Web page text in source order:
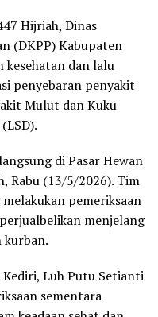
Hijriah, Dinas
(DKPP) Kabupaten
kesehatan dan lalu
penyebaran penyakit
Mulut dan Kuku
di Pasar Hewan
Rabu (13/5/2026). Tim
pemeriksaan
menjelang
kurban.
Luh Putu Setianti
sementara